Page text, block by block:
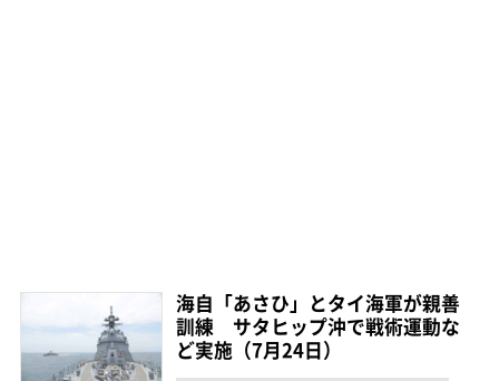
海自「あさひ」とタイ海軍が親善
訓練 サタヒップ沖で戦術運動な
ど実施（7月24日）